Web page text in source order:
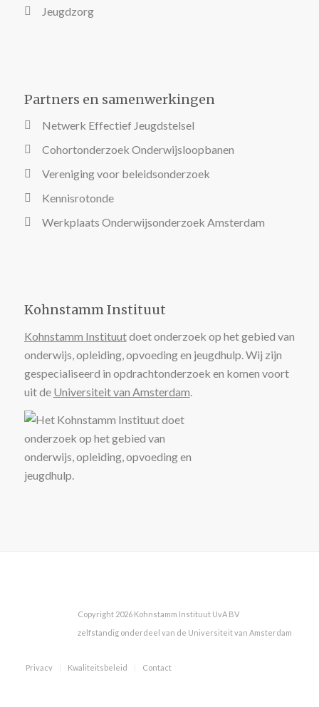
Jeugdzorg
Partners en samenwerkingen
Netwerk Effectief Jeugdstelsel
Cohortonderzoek Onderwijsloopbanen
Vereniging voor beleidsonderzoek
Kennisrotonde
Werkplaats Onderwijsonderzoek Amsterdam
Kohnstamm Instituut
Kohnstamm Instituutdoet onderzoek op het gebied van
onderwijs, opleiding, opvoeding en jeugdhulp. Wij zijn
gespecialiseerd in opdrachtonderzoek en komen voort
uit de Universiteit van Amsterdam
Copyright 2026 Kohnstamm Instituut UvA BV
zelfstandig onderdeel van de Universiteit van Amsterdam
Privacy Kwaliteitsbeleid Contact